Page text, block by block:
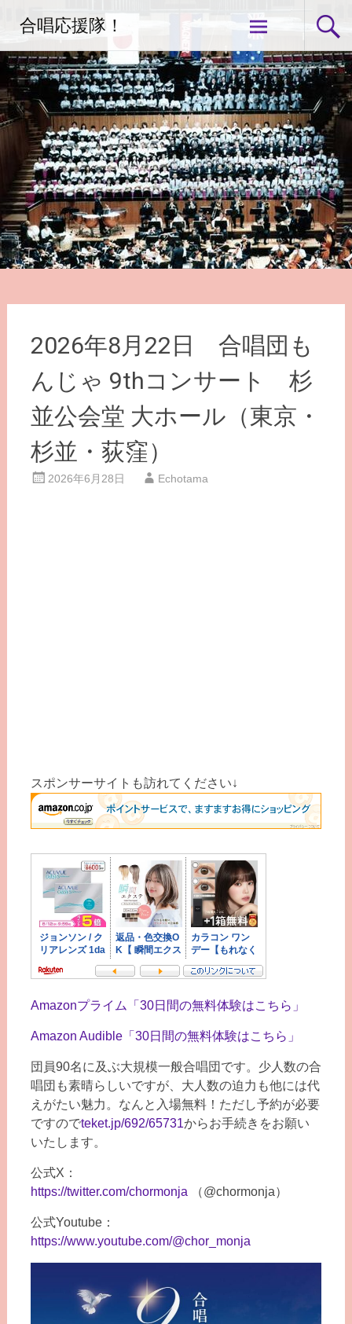
ン
ツ
へ
ス
合唱応援隊！
2026年8月22日 合唱団も
んじゃ 9thコンサート 杉
並公会堂 大ホール（東京・
杉並・荻窪）
2026年6月28日 Echotama
スポンサーサイトも訪れてください↓
Amazonプライム「30日間の無料体験はこちら」
Amazon Audible「30日間の無料体験はこちら」
団員90名に及ぶ大規模一般合唱団です。少人数の合
唱団も素晴らしいですが、大人数の迫力も他には代
えがたい魅力。なんと入場無料！ただし予約が必要
ですのでteket.jp/692/65731からお手続きをお願い
いたします。
公式X：
https://twitter.com/chormonja （@chormonja）
公式Youtube：
https://www.youtube.com/@chor_monja